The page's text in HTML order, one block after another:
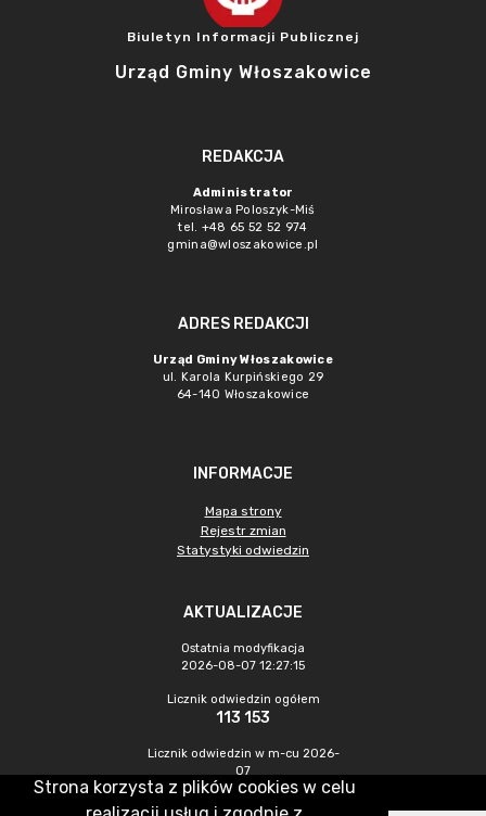
Biuletyn Informacji Publicznej
Urząd Gminy Włoszakowice
REDAKCJA
Administrator
Mirosława Poloszyk-Miś
tel. +48 65 52 52 974
gmina@wloszakowice.pl
ADRES REDAKCJI
Urząd Gminy Włoszakowice
ul. Karola Kurpińskiego 29
64-140 Włoszakowice
INFORMACJE
Mapa strony
Rejestr zmian
Statystyki odwiedzin
AKTUALIZACJE
Ostatnia modyfikacja
2026-08-07 12:27:15
Licznik odwiedzin ogółem
113 153
Licznik odwiedzin w m-cu 2026-
07
483
Strona korzysta z plików cookies w celu